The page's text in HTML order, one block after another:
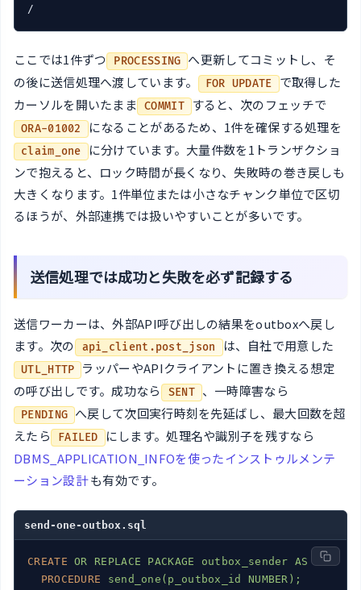
/
ここでは1件ずつ PROCESSING
へ更新してコミットし、そ
の後に送信処理へ渡しています。
FOR UPDATE で取得した
カーソルを開いたまま
COMMIT すると、次のフェッチで
ORA-01002 になることがあるため、1件を確保する処理を
claim_one
に分けています。大量件数を1トランザクショ
ンで抱えると、ロック時間が長くなり、失敗時の巻き戻しも
大きくなります。1件単位または小さなチャンク単位で区切
るほうが、外部連携では扱いやすいことが多いです。
送信処理では成功と失敗を必ず記録する
送信ワーカーは、外部API呼び出しの結果をoutboxへ戻し
ます。次の
api_client.post_json は、自社で用意した
UTL_HTTP
ラッパーやAPIクライアントに置き換える想定
の呼び出しです。成功なら
SENT 、一時障害なら
PENDING
へ戻して次回実行時刻を先延ばし、最大回数を超
えたら
FAILED
にします。処理名や識別子を残すなら
DBMS_APPLICATION_INFOを使ったインストゥルメンテ
ーション設計も有効です。
send-one-outbox.sql
CREATE
OR REPLACE PACKAGE outbox_sender AS
PROCEDURE
send_one(p_outbox_id NUMBER);